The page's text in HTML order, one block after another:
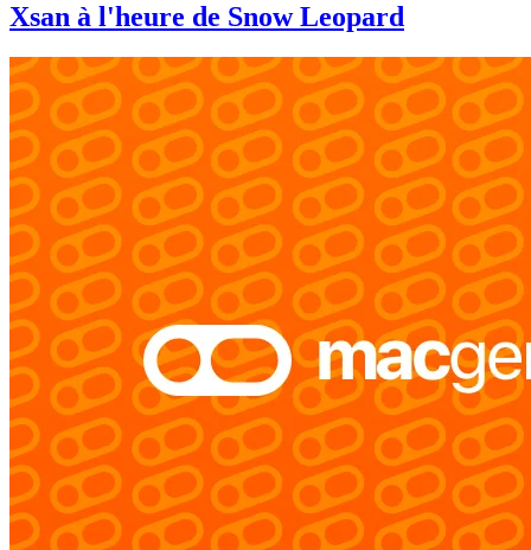
Xsan à l'heure de Snow Leopard